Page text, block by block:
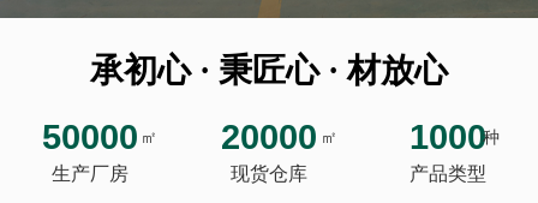
承初心 · 秉匠心 · 材放心
50000 ㎡
生产厂房
20000 ㎡
现货仓库
1000种
产品类型